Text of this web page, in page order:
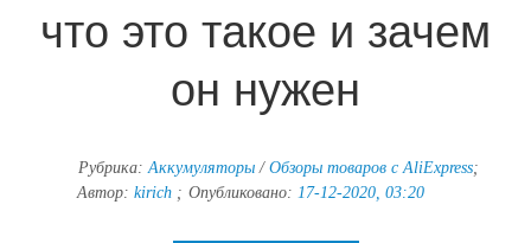
что это такое и зачем
он нужен
Рубрика: Аккумуляторы/ Обзоры товаров с AliExpress;
Автор: kirich; Опубликовано: 17-12-2020, 03:20